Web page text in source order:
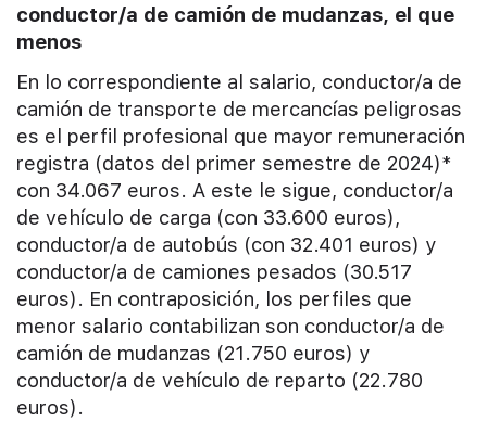
conductor/a de camión de mudanzas, el que
menos
En lo correspondiente al salario, conductor/a de
camión de transporte de mercancías peligrosas
es el perfil profesional que mayor remuneración
registra (datos del primer semestre de 2024)*
con 34.067 euros. A este le sigue, conductor/a
de vehículo de carga (con 33.600 euros),
conductor/a de autobús (con 32.401 euros) y
conductor/a de camiones pesados (30.517
euros). En contraposición, los perfiles que
menor salario contabilizan son conductor/a de
camión de mudanzas (21.750 euros) y
conductor/a de vehículo de reparto (22.780
euros).